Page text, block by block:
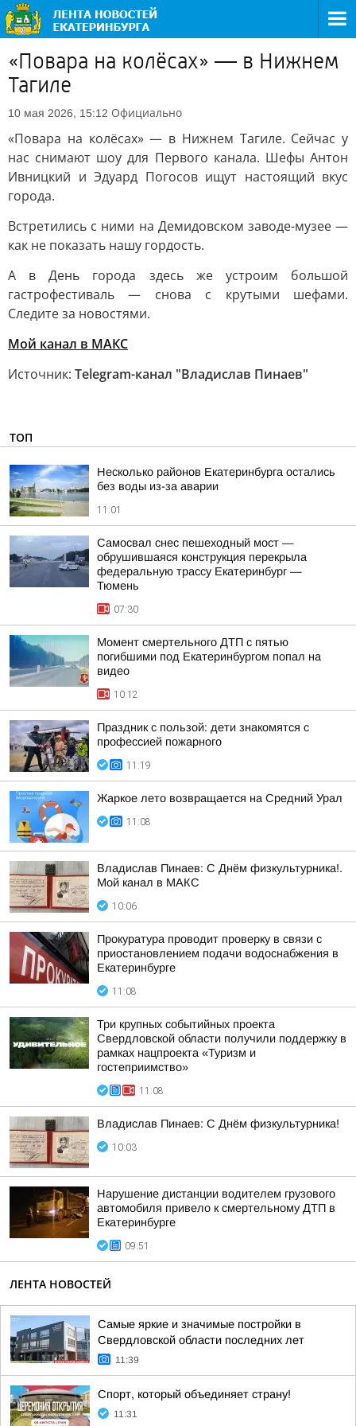
«Повара на колёсах» — в Нижнем
Тагиле
10 мая 2026, 15:12 Официально
«Повара на колёсах» — в Нижнем Тагиле. Сейчас у
нас снимают шоу для Первого канала. Шефы Антон
Ивницкий и Эдуард Погосов ищут настоящий вкус
города.
Встретились с ними на Демидовском заводе-музее —
как не показать нашу гордость.
А в День города здесь же устроим большой
гастрофестиваль — снова с крутыми шефами.
Следите за новостями.
Мой канал в МАКС
Источник: Telegram-канал "Владислав Пинаев"
ТОП
Несколько районов Екатеринбурга остались
без воды из-за аварии
11:01
Самосвал снес пешеходный мост —
обрушившаяся конструкция перекрыла
федеральную трассу Екатеринбург —
Тюмень
07:30
Момент смертельного ДТП с пятью
погибшими под Екатеринбургом попал на
видео
10:12
Праздник с пользой: дети знакомятся с
профессией пожарного
11:19
Жаркое лето возвращается на Средний Урал
11:08
Владислав Пинаев: С Днём физкультурника!.
Мой канал в МАКС
10:06
Прокуратура проводит проверку в связи с
приостановлением подачи водоснабжения в
Екатеринбурге
11:08
Три крупных событийных проекта
Свердловской области получили поддержку в
рамках нацпроекта «Туризм и
гостеприимство»
11:08
Владислав Пинаев: С Днём физкультурника!
10:03
Нарушение дистанции водителем грузового
автомобиля привело к смертельному ДТП в
Екатеринбурге
09:51
ЛЕНТА НОВОСТЕЙ
Самые яркие и значимые постройки в
Свердловской области последних лет
11:39
Спорт, который объединяет страну!
11:31